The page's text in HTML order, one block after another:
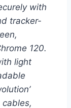
with
tracker-
120.
light